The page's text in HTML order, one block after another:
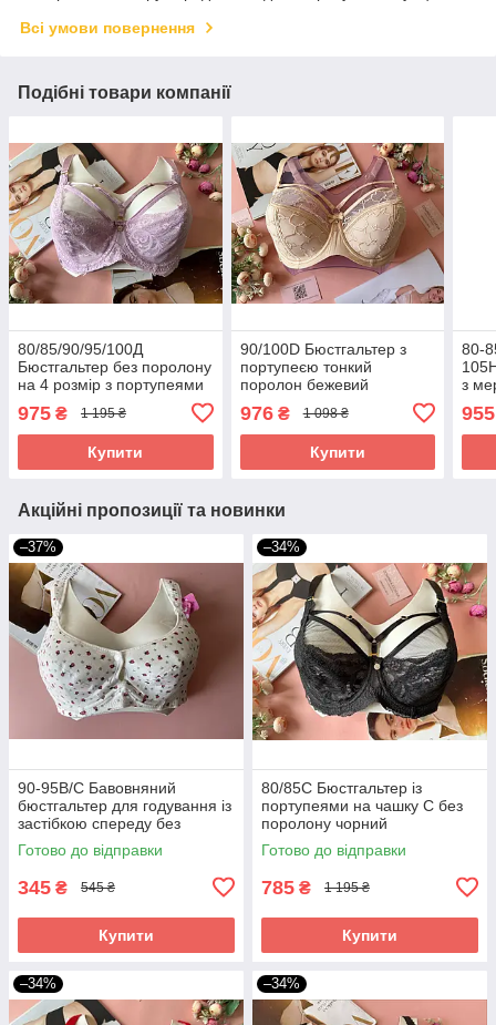
Всі умови повернення
Подібні товари компанії
80/85/90/95/100Д
Бюстгальтер без поролону
на 4 розмір з портупеями
975 ₴ 1 195 ₴
Купити
90/100D Бюстгальтер з
портупеєю тонкий
поролон бежевий
976₴ 1 098 ₴
Купити
80-
з
955
Акційні пропозиції та новинки
–37%
90-95В/С Бавовняний
бюстгальтер для годування із
застібкою спереду без
поролону
Готово до відправки
345 ₴ 545 ₴
Купити
–34%
80/85С Бюстгальтер із
портупеями на чашку С без
поролону чорний
Готово до відправки
785 ₴ 1 195 ₴
Купити
–34% –34%